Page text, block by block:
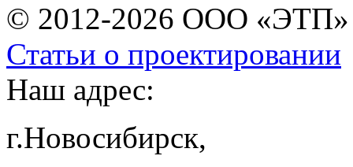
© 2012-2026 ООО «ЭТП»
Статьи о проектировании
Наш адрес:
г.Новосибирск,